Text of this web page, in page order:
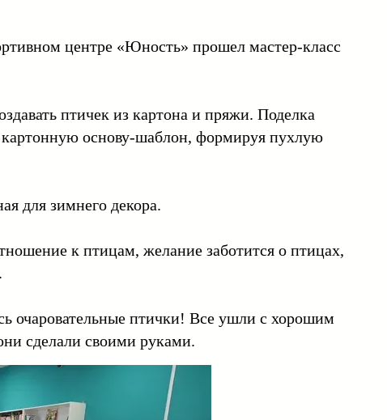
центре «Юность» прошел мастер-класс
птичек из картона и пряжи. Поделка
картонную основу-шаблон, формируя пухлую
для зимнего декора.
к птицам, желание заботится о птицах,
очаровательные птички! Все ушли с хорошим
сделали своими руками.